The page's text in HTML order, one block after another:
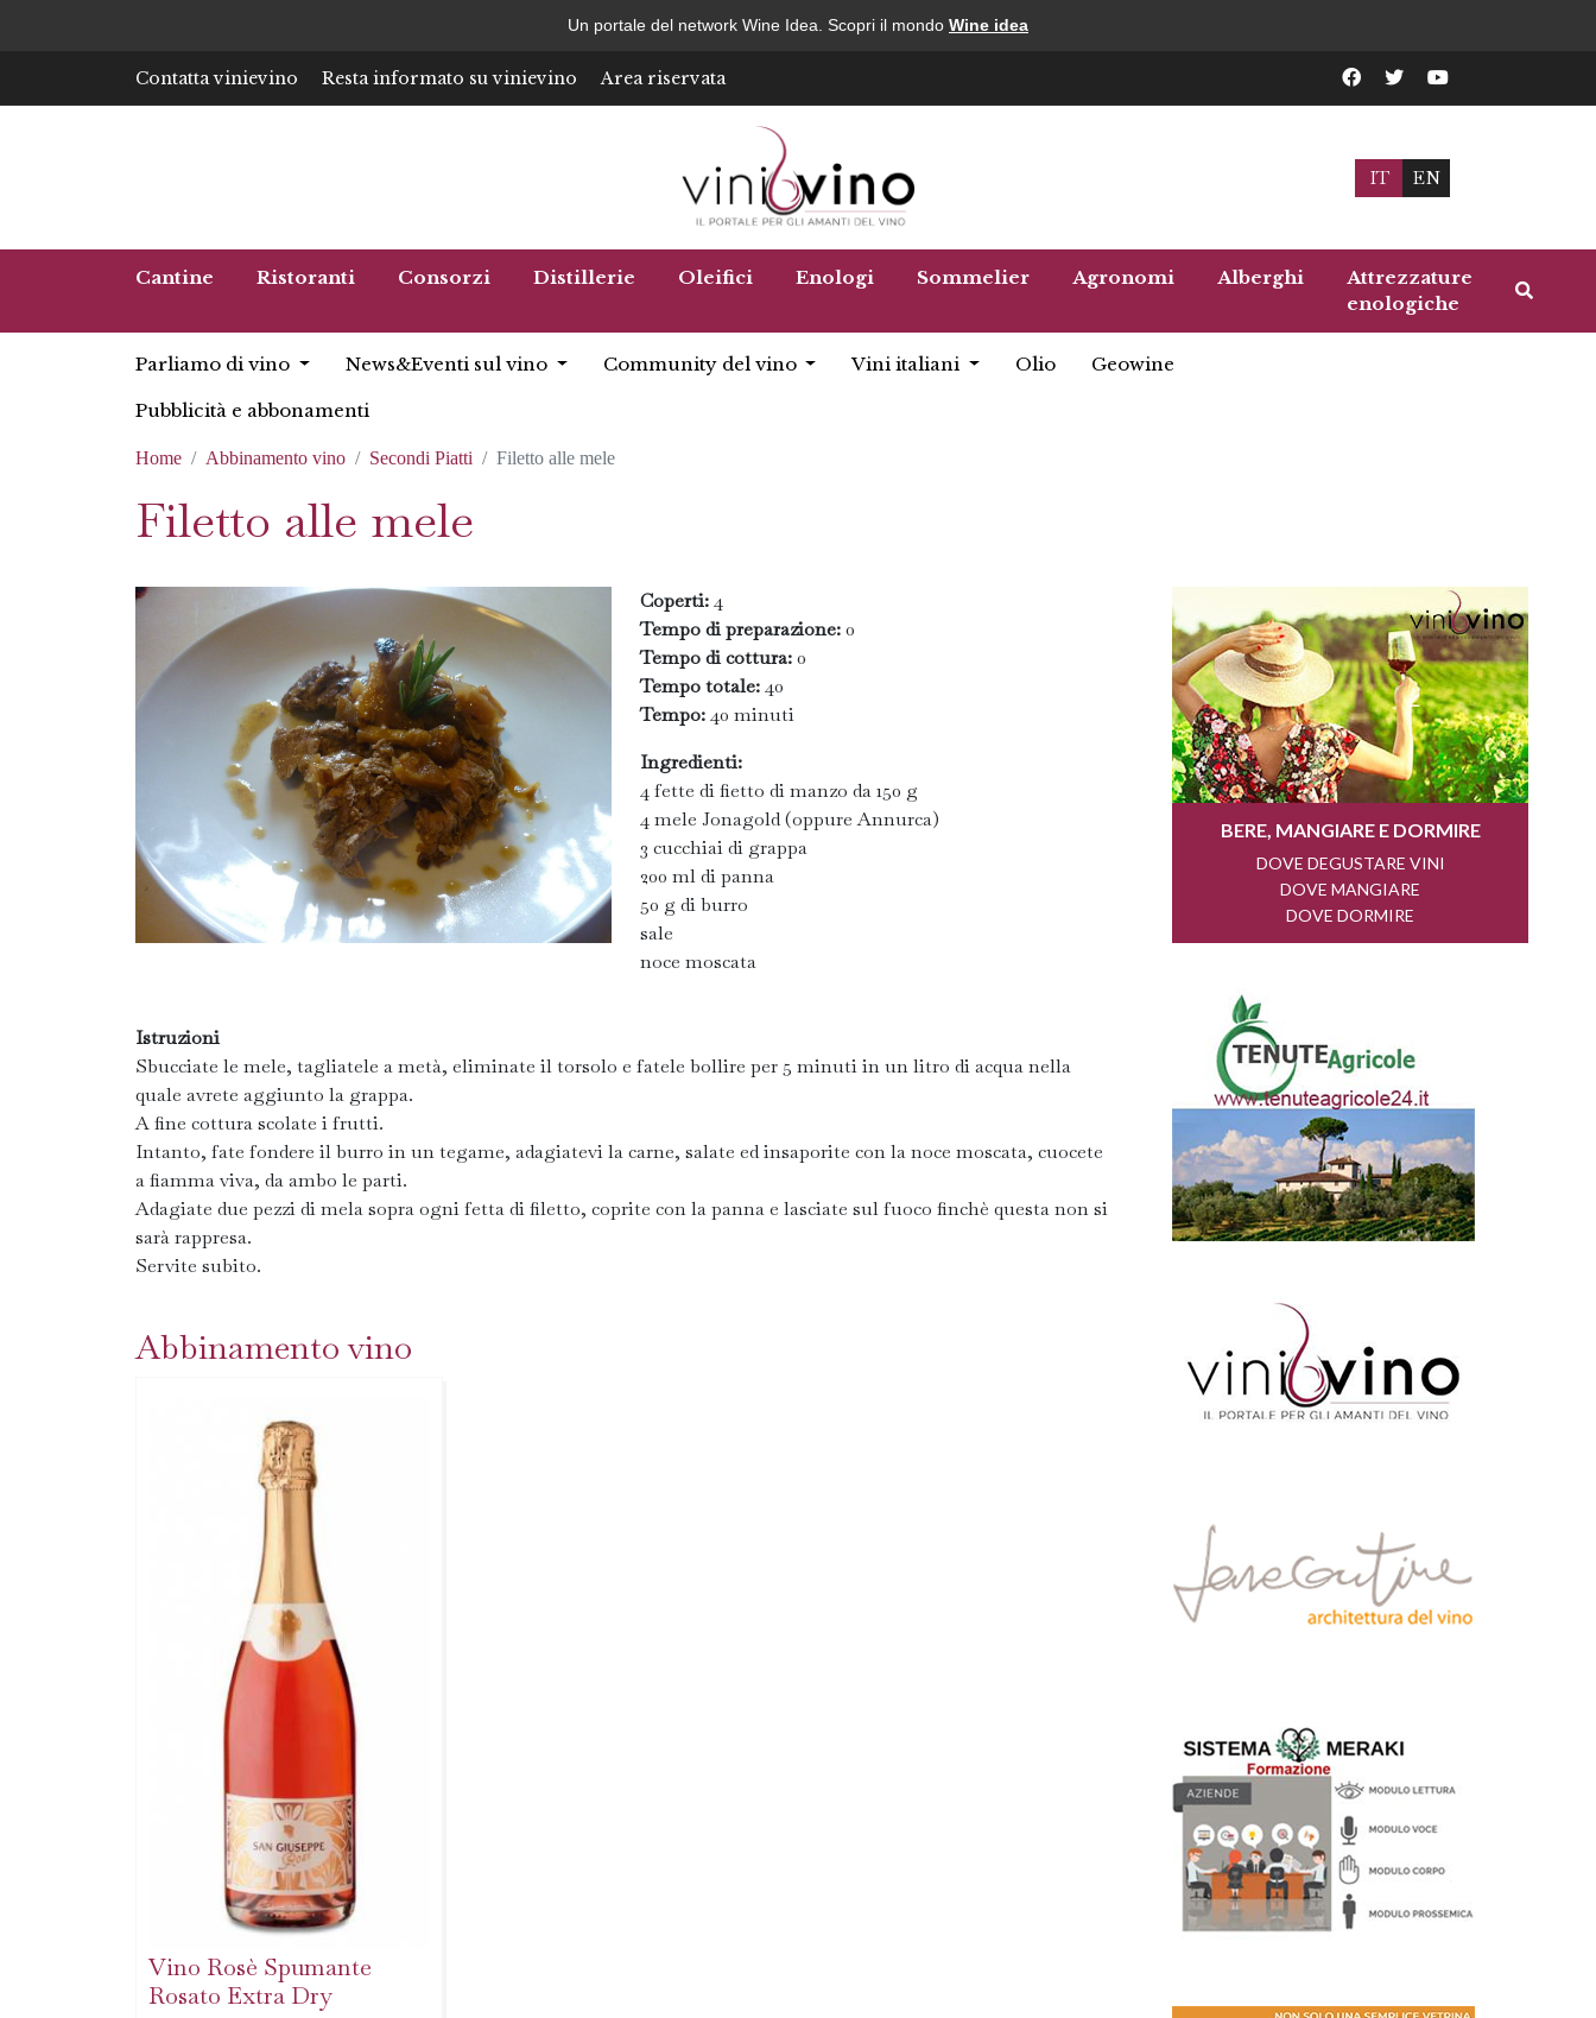
Un portale del network Wine Idea. Scopri il mondo Wine idea
Contatta vinievino Resta informato su vinievino Area riservata
IT EN
Cantine Ristoranti Consorzi Distillerie Oleifici Enologi Sommelier Agronomi Alberghi
Attrezzature
enologiche
Parliamo di vino News&Eventi sul vino Community del vino Vini italiani Olio Geowine
Pubblicità e abbonamenti
Home Abbinamento vino Secondi Piatti Filetto alle mele
Filetto alle mele
Coperti:4
Tempo di preparazione:0
Tempo di cottura:0
Tempo totale:40
Tempo:40 minuti
Ingredienti:
4 fette di fietto di manzo da 150 g
4 mele Jonagold (oppure Annurca)
3 cucchiai di grappa
200 ml di panna
50 g di burro
sale
noce moscata
Istruzioni
Sbucciate le mele, tagliatele a metà, eliminate il torsolo e fatele bollire per 5 minuti in un litro di acqua nella
quale avrete aggiunto la grappa.
A fine cottura scolate i frutti.
Intanto, fate fondere il burro in un tegame, adagiatevi la carne, salate ed insaporite con la noce moscata, cuocete
a fiamma viva, da ambo le parti.
Adagiate due pezzi di mela sopra ogni fetta di filetto, coprite con la panna e lasciate sul fuoco finchè questa non si
sarà rappresa.
Servite subito.
Abbinamento vino
Vino Rosè Spumante
Rosato Extra Dry